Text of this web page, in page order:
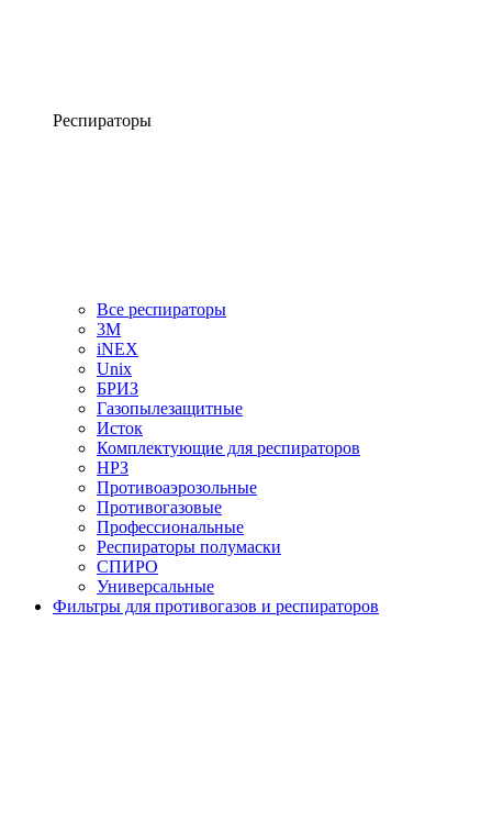
Респираторы
Все респираторы
3М
iNEX
Unix
БРИЗ
Газопылезащитные
Исток
Комплектующие для респираторов
НРЗ
Противоаэрозольные
Противогазовые
Профессиональные
Респираторы полумаски
СПИРО
Универсальные
Фильтры для противогазов и респираторов